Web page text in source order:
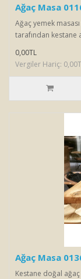
Ağaç Masa
Ağaç yemek
tarafından kestane
0,00TL
Vergiler Hariç:
Ağaç Masa
Kestane doğal